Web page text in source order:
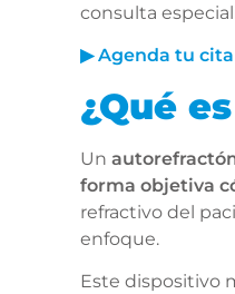
consulta
▶ Agenda tu
¿Qué
Un
forma objetiva
refractivo del
enfoque.
Este dispositivo